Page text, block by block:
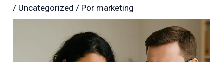
/ Uncategorized / Por marketing